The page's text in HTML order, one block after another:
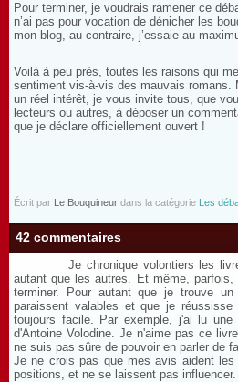
Pour terminer, je voudrais ramener ce
n’ai pas pour vocation de dénicher les
mon blog, au contraire, j’essaie au
Voilà à peu près, toutes les raisons qui
sentiment vis-à-vis des mauvais romans.
un réel intérêt, je vous invite tous, que
lecteurs ou autres, à déposer un
que je déclare officiellement ouvert !
Écrit par Le Bouquineur dans la catégorie Les
42 commentaires
Je chronique volontiers les
autant que les autres. Et même,
terminer. Pour autant que je trouve
paraissent valables et que je
toujours facile. Par exemple, j'ai lu
d'Antoine Volodine. Je n'aime pas ce
ne suis pas sûre de pouvoir en parler de
Je ne crois pas que mes avis aident
positions, et ne se laissent pas influencer.